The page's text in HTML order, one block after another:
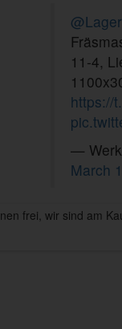
11-4,
https://
—
March
frei, wir sind am